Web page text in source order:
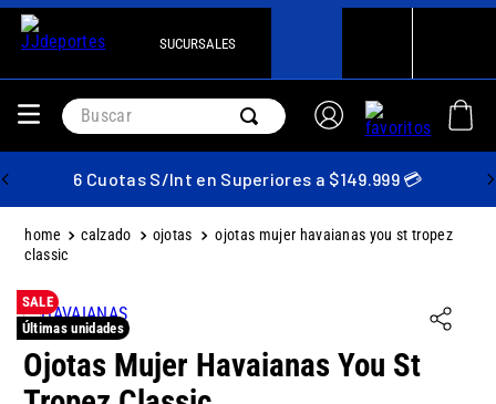
SUCURSALES
Buscar
6 Cuotas S/Int en Superiores a $149.999 💳
calzado ojotas
ojotas mujer havaianas you st tropez
classic
SALE
Últimas unidades
Ojotas Mujer Havaianas You St